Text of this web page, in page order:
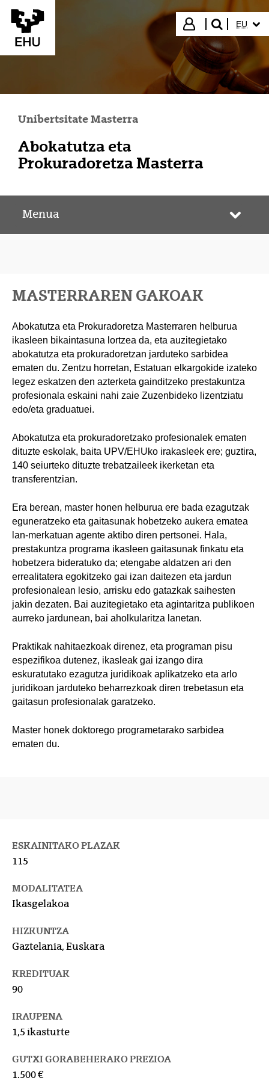
Eduki nagusira joan
Hasi saioa
bilatu"
EU
Unibertsitate Masterra
Abokatutza eta
Prokuradoretza Masterra
Menua
MASTERRAREN GAKOAK
Abokatutza eta Prokuradoretza Masterraren helburua
ikasleen bikaintasuna lortzea da, eta auzitegietako
abokatutza eta prokuradoretzan jarduteko sarbidea
ematen du. Zentzu horretan, Estatuan elkargokide izateko
legez eskatzen den azterketa gainditzeko prestakuntza
profesionala eskaini nahi zaie Zuzenbideko lizentziatu
edo/eta graduatuei.
Abokatutza eta prokuradoretzako profesionalek ematen
dituzte eskolak, baita UPV/EHUko irakasleek ere; guztira,
140 seiurteko dituzte trebatzaileek ikerketan eta
transferentzian.
Era berean, master honen helburua ere bada ezagutzak
eguneratzeko eta gaitasunak hobetzeko aukera ematea
lan-merkatuan agente aktibo diren pertsonei. Hala,
prestakuntza programa ikasleen gaitasunak finkatu eta
hobetzera bideratuko da; etengabe aldatzen ari den
errealitatera egokitzeko gai izan daitezen eta jardun
profesionalean lesio, arrisku edo gatazkak saihesten
jakin dezaten. Bai auzitegietako eta agintaritza publikoen
aurreko jardunean, bai aholkularitza lanetan.
Praktikak nahitaezkoak direnez, eta programan pisu
espezifikoa dutenez, ikasleak gai izango dira
eskuratutako ezagutza juridikoak aplikatzeko eta arlo
juridikoan jarduteko beharrezkoak diren trebetasun eta
gaitasun profesionalak garatzeko.
Master honek doktorego programetarako sarbidea
ematen du.
ESKAINITAKO PLAZAK
115
MODALITATEA
Ikasgelakoa
HIZKUNTZA
Gaztelania, Euskara
KREDITUAK
90
IRAUPENA
1,5 ikasturte
GUTXI GORABEHERAKO PREZIOA
1.500 €